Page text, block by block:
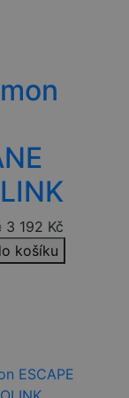
3 192 Kč
košíku
je nalezen jako
pro správu
a provádí
stránky a
před
jako je
zobrazení